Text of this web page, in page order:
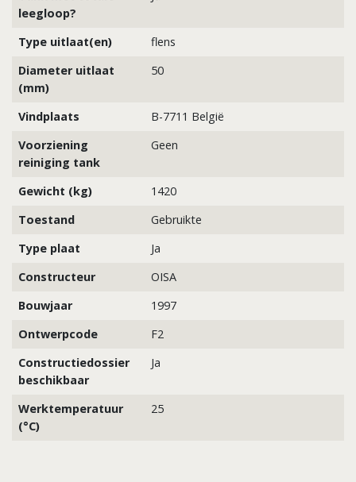
leegloop?
Type uitlaat(en)
flens
Diameter uitlaat
(mm)
50
Vindplaats
B-7711 België
Voorziening
reiniging tank
Geen
Gewicht (kg)
1420
Toestand
Gebruikte
Type plaat
Ja
Constructeur
OISA
Bouwjaar
1997
Ontwerpcode
F2
Constructiedossier
beschikbaar
Ja
Werktemperatuur
(°C)
25